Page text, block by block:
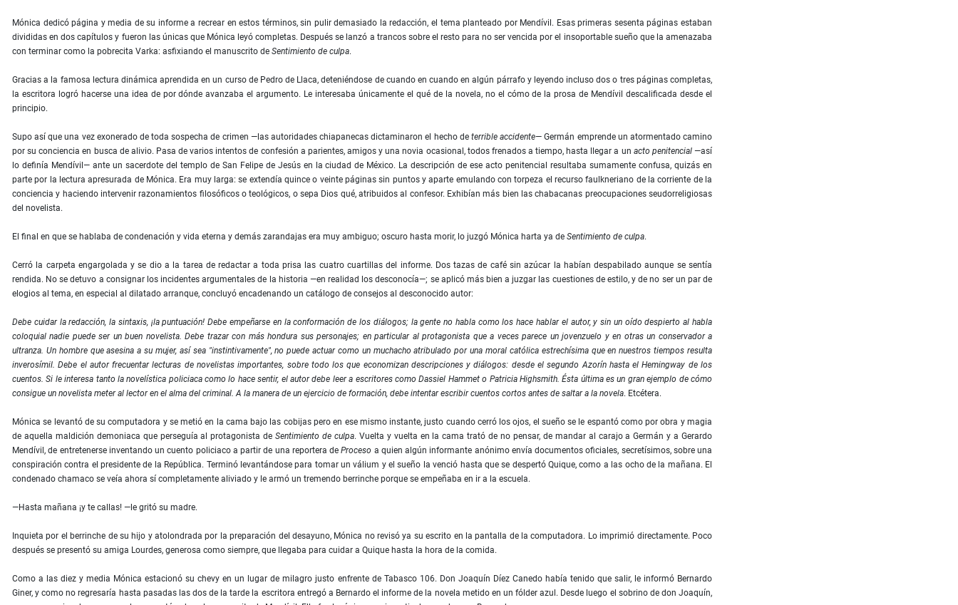
Mónica dedicó página y media de su informe a recrear en estos términos, sin pulir demasiado la redacción, el tema planteado por Mendívil. Esas primeras sesenta páginas estaban
divididas en dos capítulos y fueron las únicas que Mónica leyó completas. Después se lanzó a trancos sobre el resto para no ser vencida por el insoportable sueño que la amenazaba
con terminar como la pobrecita Varka: asﬁxiando el manuscrito de Sentimiento de culpa.
Gracias a la famosa lectura dinámica aprendida en un curso de Pedro de Llaca, deteniéndose de cuando en cuando en algún párrafo y leyendo incluso dos o tres páginas completas,
la escritora logró hacerse una idea de por dónde avanzaba el argumento. Le interesaba únicamente el qué de la novela, no el cómo de la prosa de Mendívil descaliﬁcada desde el
principio.
Supo así que una vez exonerado de toda sospecha de crimen —las autoridades chiapanecas dictaminaron el hecho de terrible accidente— Germán emprende un atormentado camino
por su conciencia en busca de alivio. Pasa de varios intentos de confesión a parientes, amigos y una novia ocasional, todos frenados a tiempo, hasta llegar a un acto penitencial—así
lo deﬁnía Mendívil— ante un sacerdote del templo de San Felipe de Jesús en la ciudad de México. La descripción de ese acto penitencial resultaba sumamente confusa, quizás en
parte por la lectura apresurada de Mónica. Era muy larga: se extendía quince o veinte páginas sin puntos y aparte emulando con torpeza el recurso faulkneriano de la corriente de la
conciencia y haciendo intervenir razonamientos filosóﬁcos o teológicos, o sepa Dios qué, atribuidos al confesor. Exhibían más bien las chabacanas preocupaciones seudorreligiosas
del novelista.
El ﬁnal en que se hablaba de condenación y vida eterna y demás zarandajas era muy ambiguo; oscuro hasta morir, lo juzgó Mónica harta ya de Sentimiento de culpa.
Cerró la carpeta engargolada y se dio a la tarea de redactar a toda prisa las cuatro cuartillas del informe. Dos tazas de café sin azúcar la habían despabilado aunque se sentía
rendida. No se detuvo a consignar los incidentes argumentales de la historia —en realidad los desconocía—; se aplicó más bien a juzgar las cuestiones de estilo, y de no ser un par de
elogios al tema, en especial al dilatado arranque, concluyó encadenando un catálogo de consejos al desconocido autor:
Debe cuidar la redacción, la sintaxis, ¡la puntuación! Debe empeñarse en la conformación de los diálogos; la gente no habla como los hace hablar el autor, y sin un oído despierto al habla
coloquial nadie puede ser un buen novelista. Debe trazar con más hondura sus personajes; en particular al protagonista que a veces parece un jovenzuelo y en otras un conservador a
ultranza. Un hombre que asesina a su mujer, así sea "instintivamente", no puede actuar como un muchacho atribulado por una moral católica estrechísima que en nuestros tiempos resulta
inverosímil. Debe el autor frecuentar lecturas de novelistas importantes, sobre todo los que economizan descripciones y diálogos: desde el segundo Azorín hasta el Hemingway de los
cuentos. Si le interesa tanto la novelística policiaca como lo hace sentir, el autor debe leer a escritores como Dassiel Hammet o Patricia Highsmith. Ésta última es un gran ejemplo de cómo
consigue un novelista meter al lector en el alma del criminal. A la manera de un ejercicio de formación, debe intentar escribir cuentos cortos antes de saltar a la novela. Etcétera.
Mónica se levantó de su computadora y se metió en la cama bajo las cobijas pero en ese mismo instante, justo cuando cerró los ojos, el sueño se le espantó como por obra y magia
de aquella maldición demoniaca que perseguía al protagonista deSentimiento de culpa. Vuelta y vuelta en la cama trató de no pensar, de mandar al carajo a Germán y a Gerardo
Mendívil, de entretenerse inventando un cuento policiaco a partir de una reportera deProceso a quien algún informante anónimo envía documentos oficiales, secretísimos, sobre una
conspiración contra el presidente de la República. Terminó levantándose para tomar un válium y el sueño la venció hasta que se despertó Quique, como a las ocho de la mañana. El
condenado chamaco se veía ahora sí completamente aliviado y le armó un tremendo berrinche porque se empeñaba en ir a la escuela.
—Hasta mañana ¡y te callas! —le gritó su madre.
Inquieta por el berrinche de su hijo y atolondrada por la preparación del desayuno, Mónica no revisó ya su escrito en la pantalla de la computadora. Lo imprimió directamente. Poco
después se presentó su amiga Lourdes, generosa como siempre, que llegaba para cuidar a Quique hasta la hora de la comida.
Como a las diez y media Mónica estacionó su chevy en un lugar de milagro justo enfrente de Tabasco 106. Don Joaquín Díez Canedo había tenido que salir, le informó Bernardo
Giner, y como no regresaría hasta pasadas las dos de la tarde la escritora entregó a Bernardo el informe de la novela metido en un fólder azul. Desde luego el sobrino de don Joaquín,